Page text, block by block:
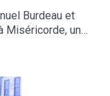
Burdeau et
Miséricorde, un
inspiré par